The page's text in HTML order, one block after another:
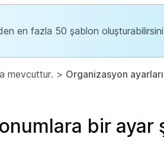
en fazla 50 şablon
mevcuttur. > Organizasyon ayarları
bir ayar